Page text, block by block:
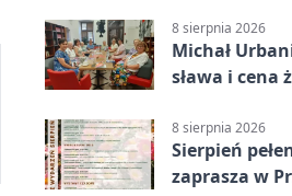
8 sierpnia 2026
Michał
sława i cena
8 sierpnia 2026
Sierpień
zaprasza w